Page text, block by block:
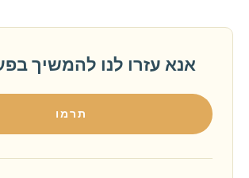
אנא עזרו לנו להמשיך
תרמו